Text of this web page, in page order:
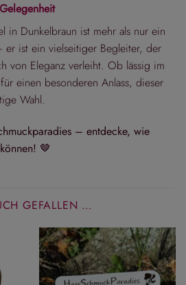
in Dunkelbraun ist mehr als nur ein
er ist ein vielseitiger Begleiter, der
von Eleganz verleiht. Ob lässig im
einen besonderen Anlass, dieser
Wahl.
– entdecke, wie
🤎
GEFALLEN …